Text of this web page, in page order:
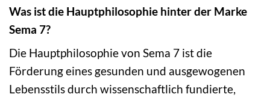
Was ist die Hauptphilosophie hinter der Marke
Sema 7?
Die Hauptphilosophie von Sema 7 ist die
Förderung eines gesunden und ausgewogenen
Lebensstils durch wissenschaftlich fundierte,